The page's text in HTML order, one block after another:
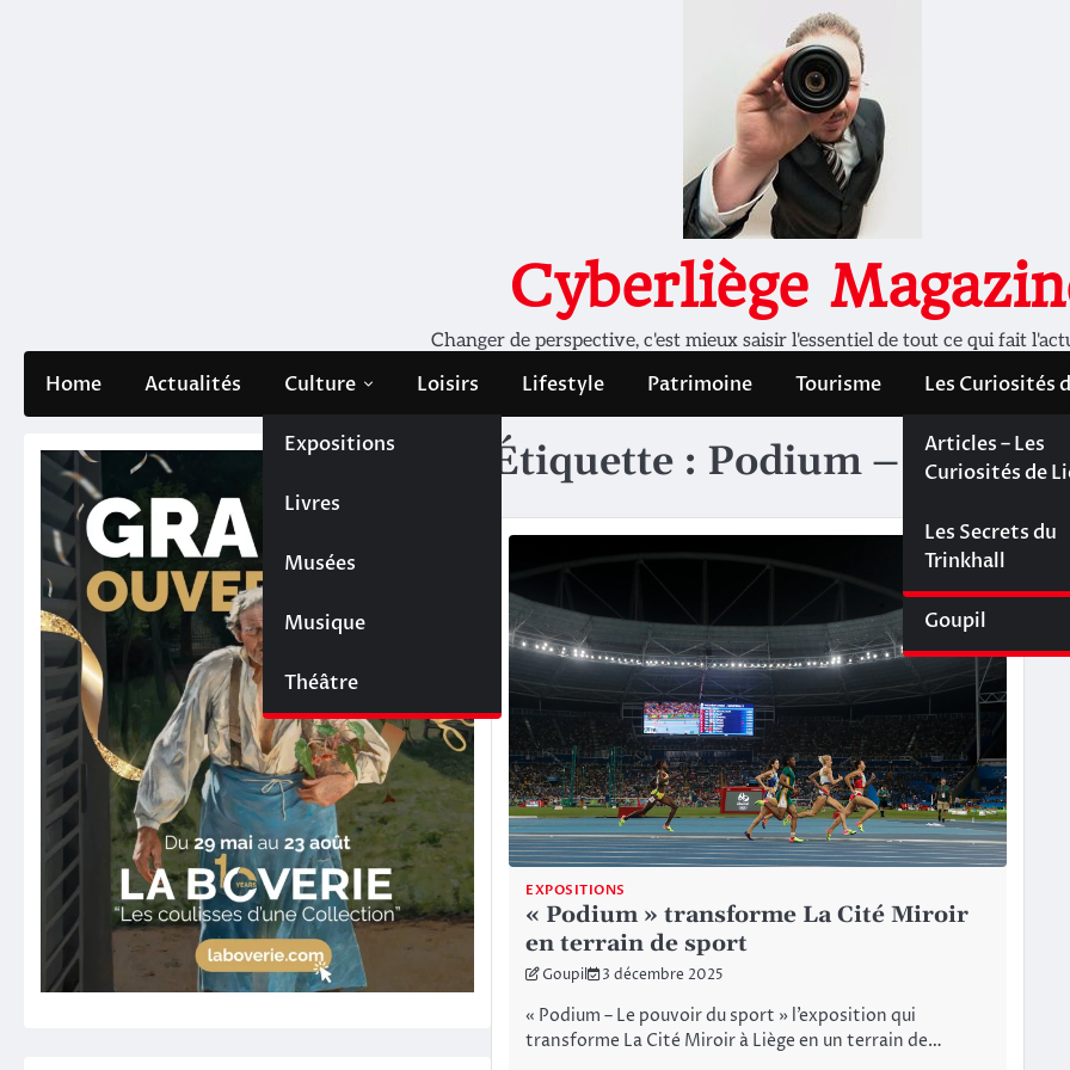
Cyberliège
Changer de perspective, c'est mieux saisir l'essentiel de tout ce qui fait
Home Actualités Culture
Expositions
Livres
Musées
Musique
Théâtre
Loisirs Lifestyle Patrimoine Tourisme Les Curiosités
Les Curiosités de
Liège
Articles – Les
Curiosités de
Les dossiers de
Cyberliège
Les Secrets du
Trinkhall
Goupil
Étiquette : Podium – Le
EXPOSITIONS
« Podium » transforme La Cité Miroir
en terrain de sport
Goupil 3 décembre 2025
« Podium – Le pouvoir du sport » l’exposition qui
transforme La Cité Miroir à Liège en un terrain de…